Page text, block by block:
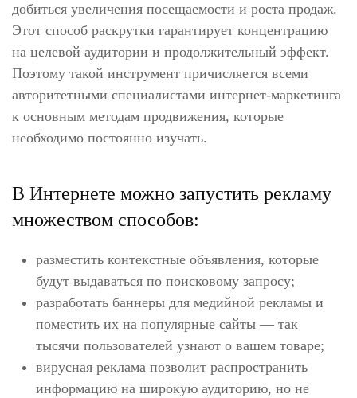
добиться увеличения посещаемости и роста продаж.
Этот способ раскрутки гарантирует концентрацию
на целевой аудитории и продолжительный эффект.
Поэтому такой инструмент причисляется всеми
авторитетными специалистами интернет-маркетинга
к основным методам продвижения, которые
необходимо постоянно изучать.
В Интернете можно запустить рекламу
множеством способов:
разместить контекстные объявления, которые
будут выдаваться по поисковому запросу;
разработать баннеры для медийной рекламы и
поместить их на популярные сайты — так
тысячи пользователей узнают о вашем товаре;
вирусная реклама позволит распространить
информацию на широкую аудиторию, но не